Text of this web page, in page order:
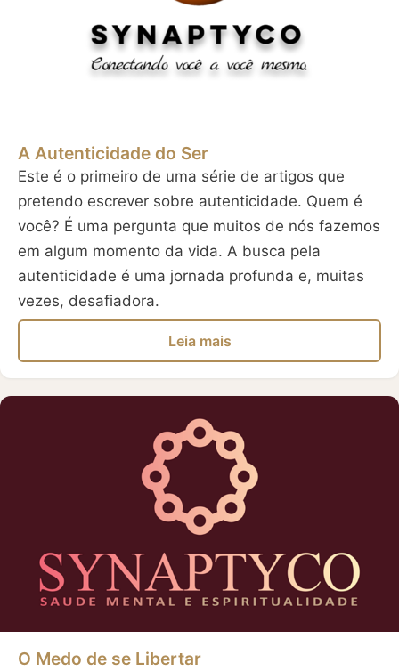
A Autenticidade do Ser
Este é o primeiro de uma série de artigos que
pretendo escrever sobre autenticidade. Quem é
você? É uma pergunta que muitos de nós fazemos
em algum momento da vida. A busca pela
autenticidade é uma jornada profunda e, muitas
vezes, desafiadora.
Leia mais
O Medo de se Libertar